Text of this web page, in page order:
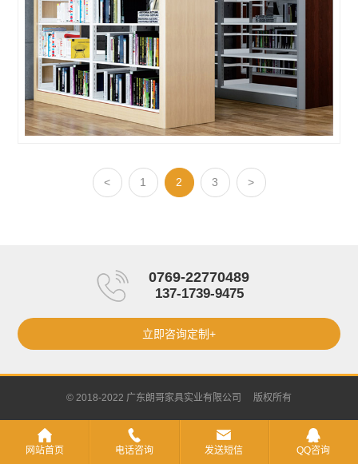
< 1 2 3 >
0769-22770489
137-1739-9475
立即咨询定制+
© 2018-2022 广东朗哥家具实业有限公司 版权所有
网站首页 电话咨询 发送短信 QQ咨询